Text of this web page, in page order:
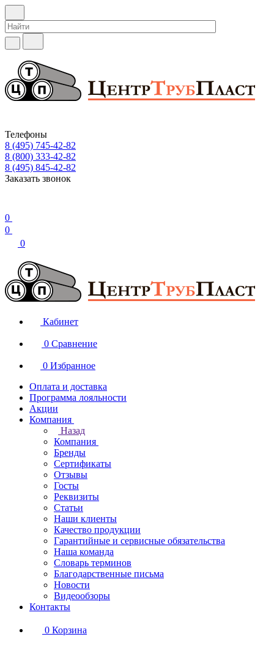
Телефоны
8 (495) 745-42-82
8 (800) 333-42-82
8 (495) 845-42-82
Заказать звонок
0
0
0
Кабинет
0 Сравнение
0 Избранное
Оплата и доставка
Программа лояльности
Акции
Компания
Назад
Компания
Бренды
Сертификаты
Отзывы
Госты
Реквизиты
Статьи
Наши клиенты
Качество продукции
Гарантийные и сервисные обязательства
Наша команда
Словарь терминов
Благодарственные письма
Новости
Видеообзоры
Контакты
0 Корзина